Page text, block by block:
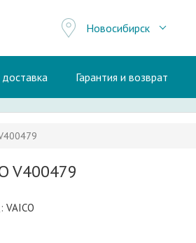
Новосибирск
Гарантия и возврат
V400479
VAICO